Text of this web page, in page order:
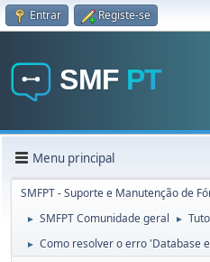
Entrar Registe-se
Menu principal
SMFPT - Suporte e Manutenção de
► SMFPT Comunidade geral ►
► Como resolver o erro 'Database